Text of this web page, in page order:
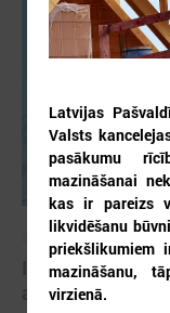
2026. gada 02. jūlijs
Izmaiņas
aprēķināšanas
Latvijas
Valsts
pasākumu
mazināšanai
kas ir pareizs
likvidēšanu
priekšlikumiem
mazināšanu,
virzienā.